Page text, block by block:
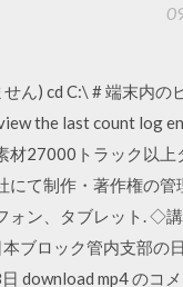
ん) cd C:\ # 端末内
the last count log
材27000トラック以
にて制作・著作権の
ォン、タブレット. ◇
ブロック管内支部の
download mp4 のコ